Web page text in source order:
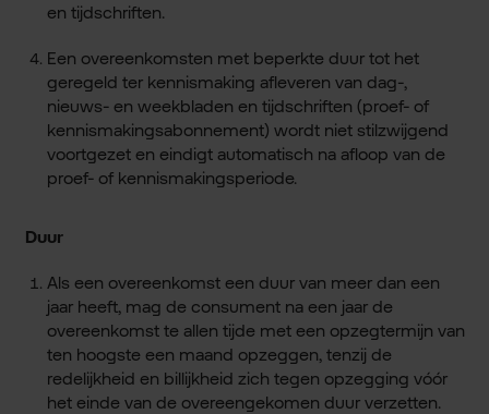
en tijdschriften.
Een overeenkomsten met beperkte duur tot het
geregeld ter kennismaking afleveren van dag-,
nieuws- en weekbladen en tijdschriften (proef- of
kennismakingsabonnement) wordt niet stilzwijgend
voortgezet en eindigt automatisch na afloop van de
proef- of kennismakingsperiode.
Duur
Als een overeenkomst een duur van meer dan een
jaar heeft, mag de consument na een jaar de
overeenkomst te allen tijde met een opzegtermijn van
ten hoogste een maand opzeggen, tenzij de
redelijkheid en billijkheid zich tegen opzegging vóór
het einde van de overeengekomen duur verzetten.